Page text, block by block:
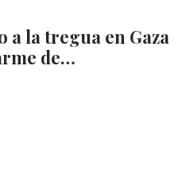
a la tregua en Gaza
de…